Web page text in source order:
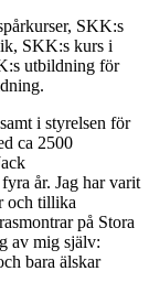
SKK:s
SKK:s kurs i
utbildning för
i styrelsen för
ca 2500
år. Jag har varit
och tillika
på Stora
av mig själv:
bara älskar